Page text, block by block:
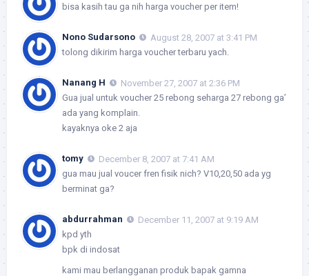
bisa kasih tau ga nih harga voucher per item!
Nono Sudarsono
August 28, 2007 at 3:41 PM
tolong dikirim harga voucher terbaru yach.
Nanang H
November 27, 2007 at 2:36 PM
Gua jual untuk voucher 25 rebong seharga 27 rebong ga’
ada yang komplain.
kayaknya oke 2 aja
tomy
December 8, 2007 at 7:41 AM
gua mau jual voucer fren fisik nich? V10,20,50 ada yg
berminat ga?
abdurrahman
December 11, 2007 at 9:19 AM
kpd yth
bpk di indosat
kami mau berlangganan produk bapak gamna